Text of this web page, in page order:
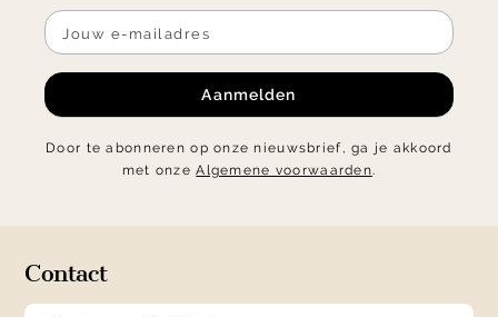
Aanmelden
Door te abonneren op onze nieuwsbrief, ga je akkoord
met onzeAlgemene voorwaarden.
Contact